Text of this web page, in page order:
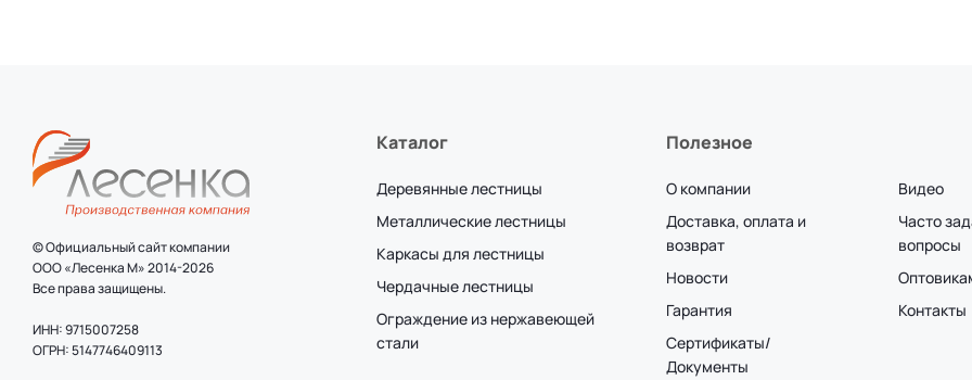
© Официальный сайт компании
ООО «Лесенка М» 2014-2026
Все права защищены.
ИНН: 9715007258
ОГРН: 5147746409113
Каталог
Деревянные лестницы
Металлические лестницы
Каркасы для лестницы
Чердачные лестницы
Ограждение из нержавеющей
стали
Полезное
О компании
Доставка, оплата и
возврат
Новости
Гарантия
Сертификаты/
Документы
Видео
Часто
вопросы
Контакты